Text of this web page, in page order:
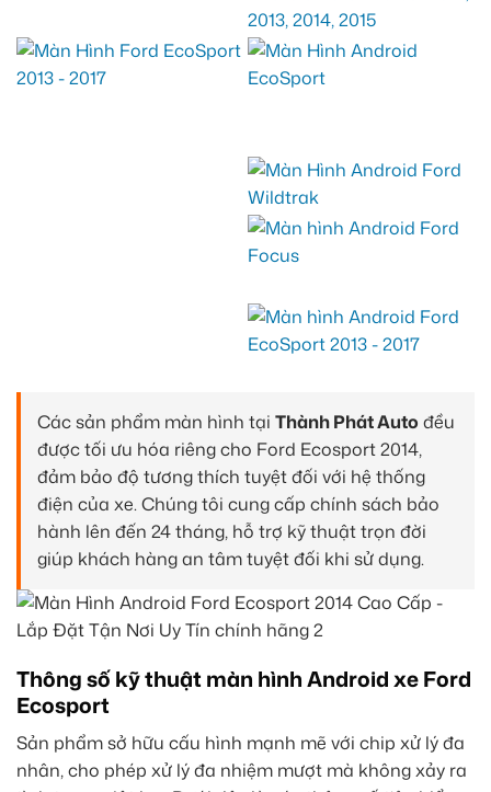
Các sản phẩm màn hình tại Thành Phát Auto đều
được tối ưu hóa riêng cho Ford Ecosport 2014,
đảm bảo độ tương thích tuyệt đối với hệ thống
điện của xe. Chúng tôi cung cấp chính sách bảo
hành lên đến 24 tháng, hỗ trợ kỹ thuật trọn đời
giúp khách hàng an tâm tuyệt đối khi sử dụng.
Thông số kỹ thuật màn hình Android xe Ford
Ecosport
Sản phẩm sở hữu cấu hình mạnh mẽ với chip xử lý đa
nhân, cho phép xử lý đa nhiệm mượt mà không xảy ra